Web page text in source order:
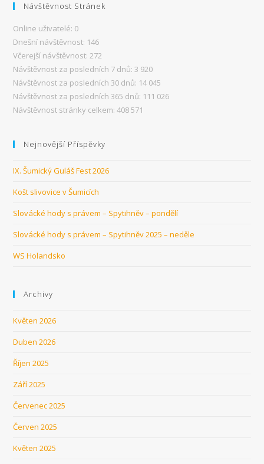
Návštěvnost Stránek
Online uživatelé: 0
Dnešní návštěvnost: 146
Včerejší návštěvnost:272
Návštěvnost za posledních 7 dnů:3 920
Návštěvnost za posledních 30 dnů: 14 045
Návštěvnost za posledních 365 dnů: 111 026
Návštěvnost stránky celkem:408 571
Nejnovější Příspěvky
IX. Šumický Guláš Fest 2026
Košt slivovice v Šumicích
Slovácké hody s právem – Spytihněv – pondělí
Slovácké hody s právem – Spytihněv 2025 – neděle
WS Holandsko
Archivy
Květen 2026
Duben 2026
Říjen 2025
Září 2025
Červenec 2025
Červen 2025
Květen 2025